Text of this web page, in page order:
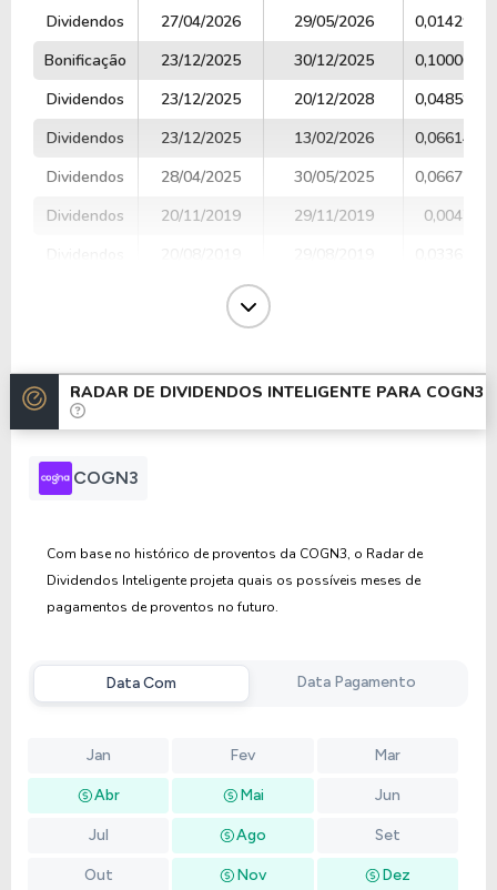
TIPO
DATA COM PAGAMENTO VALOR
Dividendos 27/04/2026 29/05/2026
0,01429800
Bonificação
23/12/2025 30/12/2025
0,10000000
Dividendos
23/12/2025 20/12/2028
0,04858806
Dividendos
23/12/2025 13/02/2026
0,06614591
Dividendos
28/04/2025 30/05/2025
0,06672034
Dividendos
20/11/2019 29/11/2019
0,004738
21/05/2019
04/04/2019
Dividendos
16/11/2018 27/11/2018 0,08122515
RADAR DE DIVIDENDOS INTELIGENTE PARA COGN3
COGN3
Com base no histórico de proventos da COGN3, o Radar de
Dividendos Inteligente projeta quais os possíveis meses de
pagamentos de proventos no futuro.
Data Com Data Pagamento
Jan Fev Mar
Abr Mai Jun
Jul Ago Set
Out Nov Dez